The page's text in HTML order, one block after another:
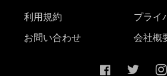
利用規約 プライ
お問い合わせ 会社概